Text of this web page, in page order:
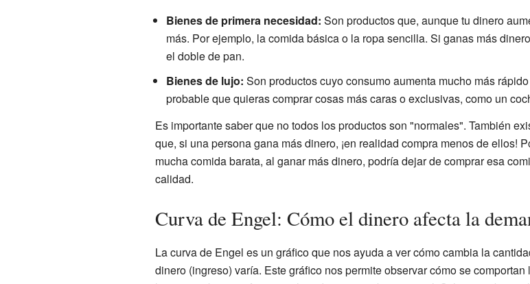
Bienes de primera necesidad: Son productos que, aunque tu dinero
más. Por ejemplo, la comida básica o la ropa sencilla. Si ganas más
el doble de pan.
Bienes de lujo: Son productos cuyo consumo aumenta mucho más
probable que quieras comprar cosas más caras o exclusivas, como un
Es importante saber que no todos los productos son "normales". También
que, si una persona gana más dinero, ¡en realidad compra menos de ellos!
mucha comida barata, al ganar más dinero, podría dejar de comprar esa
calidad.
Curva de Engel: Cómo el dinero afecta la
La curva de Engel es un gráfico que nos ayuda a ver cómo cambia la
dinero (ingreso) varía. Este gráfico nos permite observar cómo se